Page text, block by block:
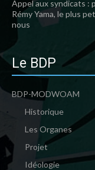
Appel aux syndicats :
Rémy Yama, le plus
nous
Le BDP
BDP-MODWOAM
Historique
Les Organes
Projet
Idéologie